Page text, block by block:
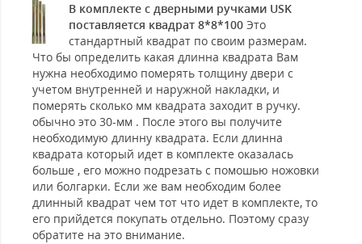
В комплекте с дверными ручками USK
поставляется квадрат 8*8*100 Это
стандартный квадрат по своим размерам.
Что бы определить какая длинна квадрата Вам
нужна необходимо померять толщину двери с
учетом внутренней и наружной накладки, и
померять сколько мм квадрата заходит в ручку.
обычно это 30-мм . После этого вы получите
необходимую длинну квадрата. Если длинна
квадрата который идет в комплекте оказалась
больше , его можно подрезать с помошью ножовки
или болгарки. Если же вам необходим более
длинный квадрат чем тот что идет в комплекте, то
его прийдется покупать отдельно. Поэтому сразу
обратите на это внимание.